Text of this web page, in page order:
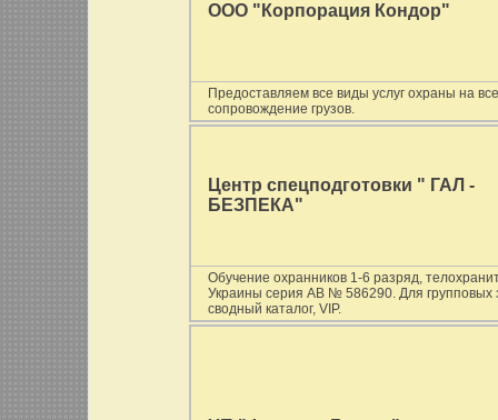
ООО "Корпорация Кондор"
Предоставляем все виды услуг охраны на
сопровождение грузов.
Центр спецподготовки " ГАЛ -
БЕЗПЕКА"
Обучение охранников 1-6 разряд,
Украины серия АВ № 586290. Для групповых
сводный каталог, VIP.